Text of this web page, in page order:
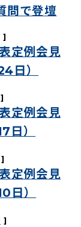
問で登壇
定例会見
日）
定例会見
日）
定例会見
日）